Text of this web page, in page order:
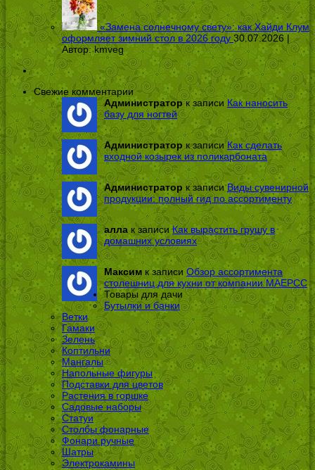
«Замена солнечному свету»: как Хайди Клум
оформляет зимний стол в 2026 году 30.07.2026 |
Автор:kmveg
Свежие комментарии
Администраторк записи Как наносить
базу для ногтей
Администратор к записиКак сделать
входной козырек из поликарбоната
Администратор к записиВиды сувенирной
продукции: полный гид по ассортименту
алла к записиКак вырастить грушу в
домашних условиях
Максим к записи Обзор ассортимента
столешниц для кухни от компании МАЕРСС
Товары для дачи
Бутылки и банки
Ветки
Гамаки
Зелень
Коптильни
Мангалы
Напольные фигуры
Подставки для цветов
Растения в горшке
Садовые наборы
Статуи
Столбы фонарные
Фонари ручные
Шатры
Электрокамины